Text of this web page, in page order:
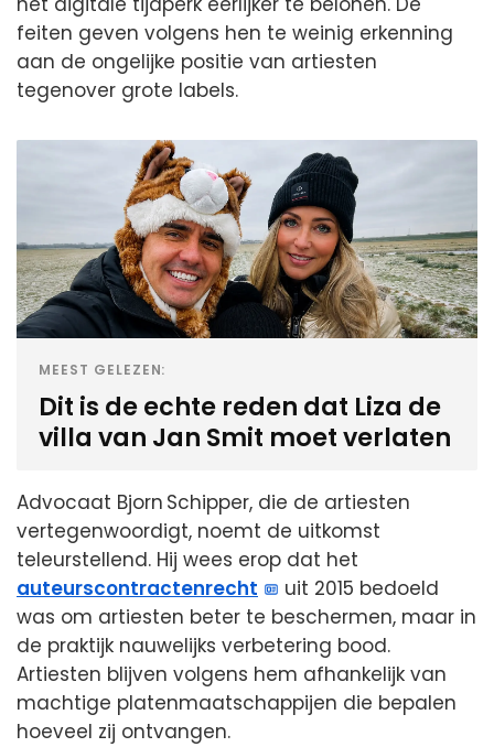
feiten geven volgens hen te weinig erkenning
aan de ongelijke positie van artiesten
tegenover grote labels.
MEEST GELEZEN:
Dit is de echte reden dat Liza de
villa van Jan Smit moet verlaten
Advocaat Bjorn Schipper, die de artiesten
vertegenwoordigt, noemt de uitkomst
teleurstellend. Hij wees erop dat het
auteurscontractenrecht
uit 2015 bedoeld
was om artiesten beter te beschermen, maar in
de praktijk nauwelijks verbetering bood.
Artiesten blijven volgens hem afhankelijk van
machtige platenmaatschappijen die bepalen
hoeveel zij ontvangen.